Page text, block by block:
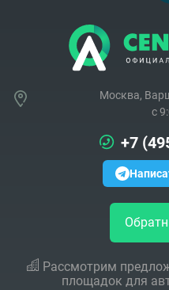
Москва,
c
+7
Рассмотрим
площадок для